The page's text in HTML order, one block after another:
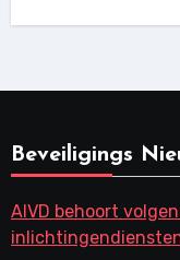
Beveiligings
AIVD behoort